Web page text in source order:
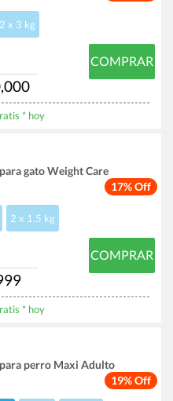
2 x 3 kg
COMPRAR
* hoy
17% Off
gato Weight Care
2 x 1.5 kg
COMPRAR
* hoy
19% Off
perro Maxi Adulto